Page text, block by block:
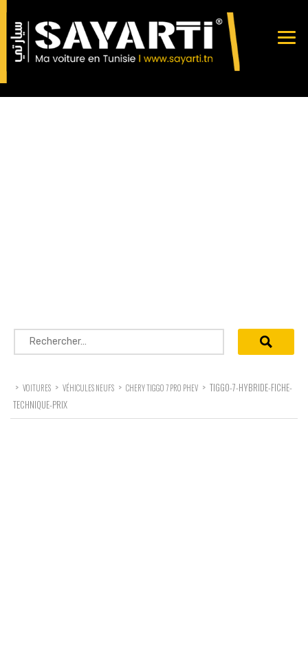
Rechercher :
> VOITURES > VÉHICULES NEUFS > CHERY TIGGO 7 PRO PHEV > TIGGO-7-HYBRIDE-FICHE-
TECHNIQUE-PRIX